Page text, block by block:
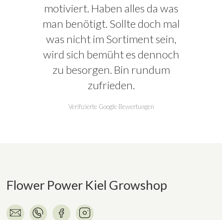
motiviert. Haben alles da was
man benötigt. Sollte doch mal
was nicht im Sortiment sein,
wird sich bemüht es dennoch
zu besorgen. Bin rundum
zufrieden.
Verifizierte Google Bewertungen
Flower Power Kiel Growshop